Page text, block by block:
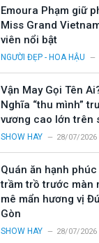
Emoura Phạm giữ
Miss Grand
viên nổi bật
NGƯỜI ĐẸP - HOA HẬU
Vận May Gọi Tên
Nghĩa “thu mình”
vương cao lớn trên
SHOW HAY 28/07/2026
Quán ăn hạnh
trầm trồ trước màn
mê mẩn hương vị
Gòn
SHOW HAY 28/07/2026